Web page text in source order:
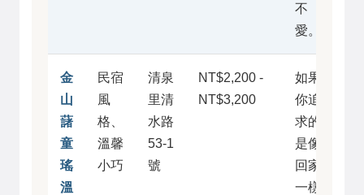
不
愛。
金
山
藷
童
瑤
溫
民宿
風
格、
溫馨
小巧
清泉
里清
水路
53-1
號
NT$2,200 -
NT$3,200
如果
你追
求的
是像
回家
一樣